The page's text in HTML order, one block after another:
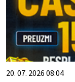
20. 07. 2026 08:04